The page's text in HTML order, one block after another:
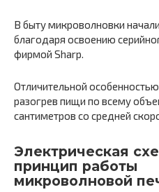
В быту микроволновки
благодаря освоению
фирмой Sharp.
Отличительной
разогрев пищи по всему
сантиметров со средней
Электрическая
принцип работы
микроволновой